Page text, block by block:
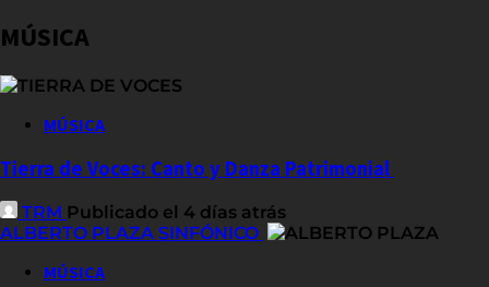
MÚSICA
MÚSICA
Tierra de Voces: Canto y Danza Patrimonial
TRM Publicado el 4 días atrás
ALBERTO PLAZA SINFÓNICO
MÚSICA